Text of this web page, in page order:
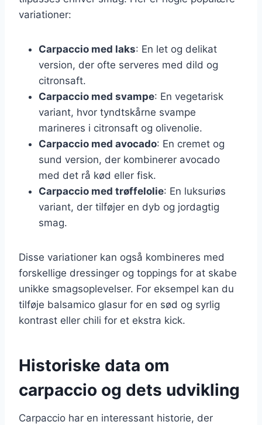
variationer:
Carpaccio med laks: En let og delikat
version, der ofte serveres med dild og
citronsaft.
Carpaccio med svampe: En vegetarisk
variant, hvor tyndtskårne svampe
marineres i citronsaft og olivenolie.
Carpaccio med avocado: En cremet og
sund version, der kombinerer avocado
med det rå kød eller fisk.
Carpaccio med trøffelolie: En luksuriøs
variant, der tilføjer en dyb og jordagtig
smag.
Disse variationer kan også kombineres med
forskellige dressinger og toppings for at skabe
unikke smagsoplevelser. For eksempel kan du
tilføje balsamico glasur for en sød og syrlig
kontrast eller chili for et ekstra kick.
Historiske data om
carpaccio og dets udvikling
Carpaccio har en interessant historie, der